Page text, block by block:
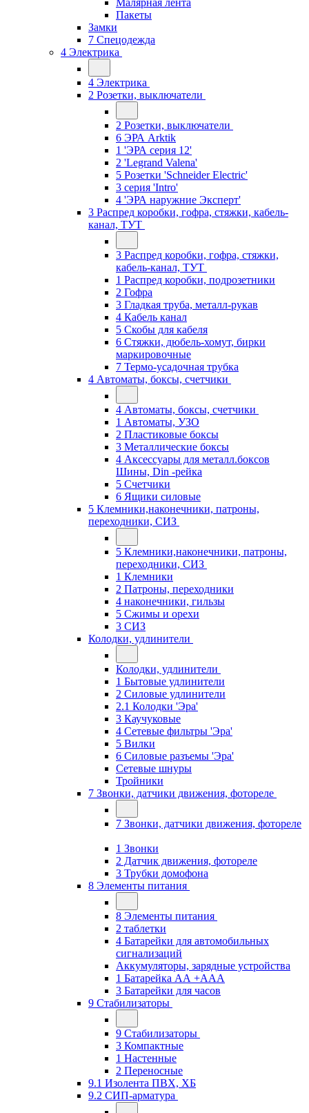
Малярная лента
Пакеты
Замки
7 Спецодежда
4 Электрика
4 Электрика
2 Розетки, выключатели
2 Розетки, выключатели
6 ЭРА Arktik
1 'ЭРА серия 12'
2 'Legrand Valena'
5 Розетки 'Schneider Electric'
3 серия 'Intro'
4 'ЭРА наружние Эксперт'
3 Распред коробки, гофра, стяжки, кабель-
канал, ТУТ
3 Распред коробки, гофра, стяжки,
кабель-канал, ТУТ
1 Распред коробки, подрозетники
2 Гофра
3 Гладкая труба, металл-рукав
4 Кабель канал
5 Скобы для кабеля
6 Стяжки, дюбель-хомут, бирки
маркировочные
7 Термо-усадочная трубка
4 Автоматы, боксы, счетчики
4 Автоматы, боксы, счетчики
1 Автоматы, УЗО
2 Пластиковые боксы
3 Металлические боксы
4 Аксессуары для металл.боксов
Шины, Din -рейка
5 Счетчики
6 Ящики силовые
5 Клемники,наконечники, патроны,
переходники, СИЗ
5 Клемники,наконечники, патроны,
переходники, СИЗ
1 Клемники
2 Патроны, переходники
4 наконечники, гильзы
5 Сжимы и орехи
3 СИЗ
Колодки, удлинители
Колодки, удлинители
1 Бытовые удлинители
2 Силовые удлинители
2.1 Колодки 'Эра'
3 Каучуковые
4 Сетевые фильтры 'Эра'
5 Вилки
6 Силовые разъемы 'Эра'
Сетевые шнуры
Тройники
7 Звонки, датчики движения, фотореле
7 Звонки, датчики движения, фотореле
1 Звонки
2 Датчик движения, фотореле
3 Трубки домофона
8 Элементы питания
8 Элементы питания
2 таблетки
4 Батарейки для автомобильных
сигнализаций
Аккумуляторы, зарядные устройства
1 Батарейка АА +ААА
3 Батарейки для часов
9 Стабилизаторы
9 Стабилизаторы
3 Компактные
1 Настенные
2 Переносные
9.1 Изолента ПВХ, ХБ
9.2 СИП-арматура